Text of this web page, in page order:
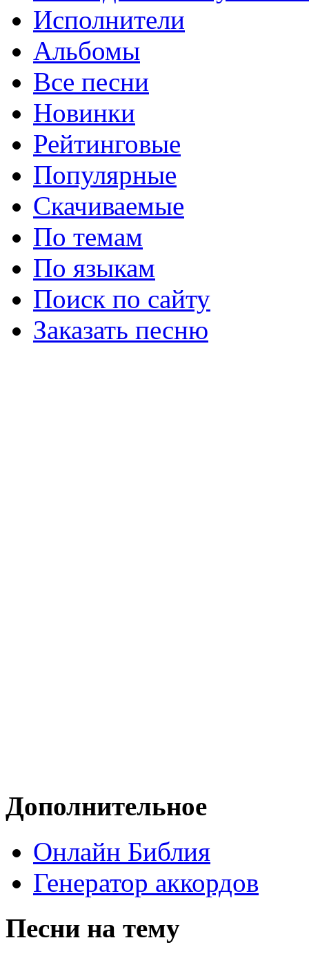
Исполнители
Альбомы
Все песни
Новинки
Рейтинговые
Популярные
Скачиваемые
По темам
По языкам
Поиск по сайту
Заказать песню
Дополнительное
Онлайн Библия
Генератор аккордов
Песни на тему